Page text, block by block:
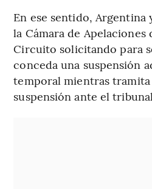
En ese sentido, Argentina
la Cámara de Apelaciones
Circuito solicitando para
conceda una suspensión
temporal mientras
suspensión ante el